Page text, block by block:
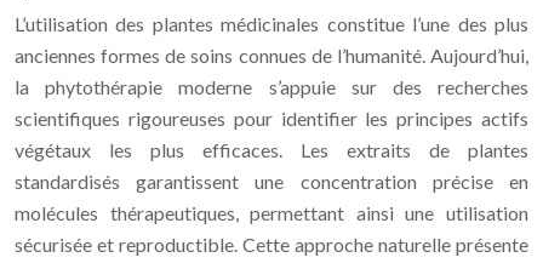
L’utilisation des plantes médicinales constitue l’une des plus
anciennes formes de soins connues de l’humanité. Aujourd’hui,
la phytothérapie moderne s’appuie sur des recherches
scientifiques rigoureuses pour identifier les principes actifs
végétaux les plus efficaces. Les extraits de plantes
standardisés garantissent une concentration précise en
molécules thérapeutiques, permettant ainsi une utilisation
sécurisée et reproductible. Cette approche naturelle présente